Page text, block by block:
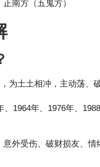
南方（五鬼方）
为土土相冲，主动荡、
、1964年、1976年、
意外受伤、破财损友、情